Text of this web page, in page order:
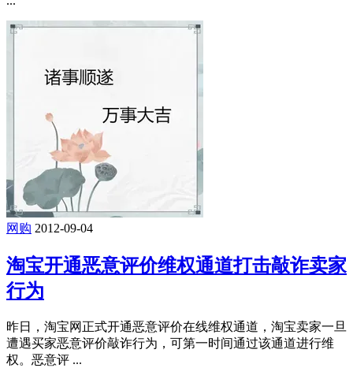
网购 2012-09-04
淘宝开通恶意评价维权通道打击敲诈卖家
行为
昨日，淘宝网正式开通恶意评价在线维权通道，淘宝卖家一旦
遭遇买家恶意评价敲诈行为，可第一时间通过该通道进行维
权。恶意评 ...